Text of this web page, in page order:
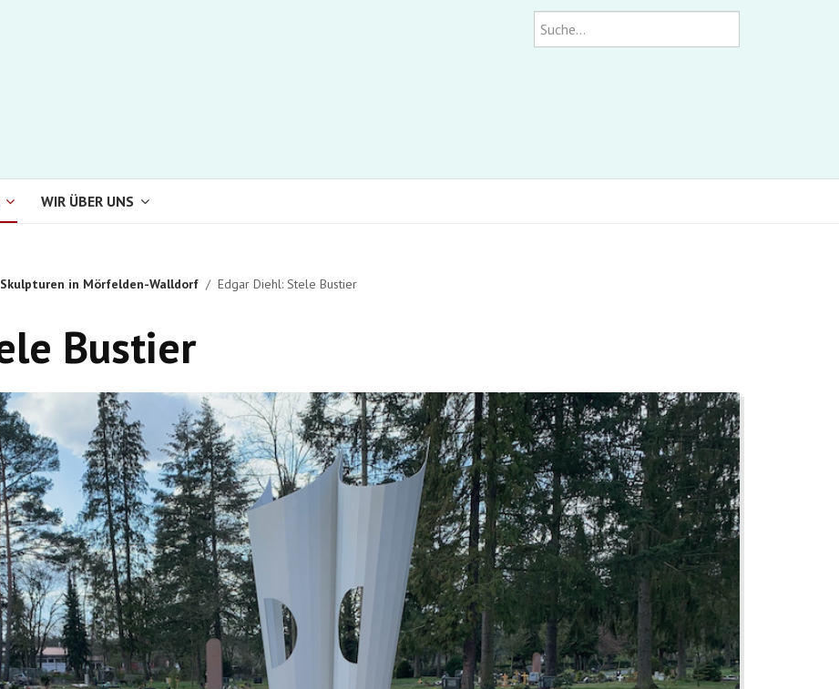
Suchen
WIR ÜBER UNS
Skulpturen in Mörfelden-Walldorf Edgar Diehl: Stele Bustier
Bustier